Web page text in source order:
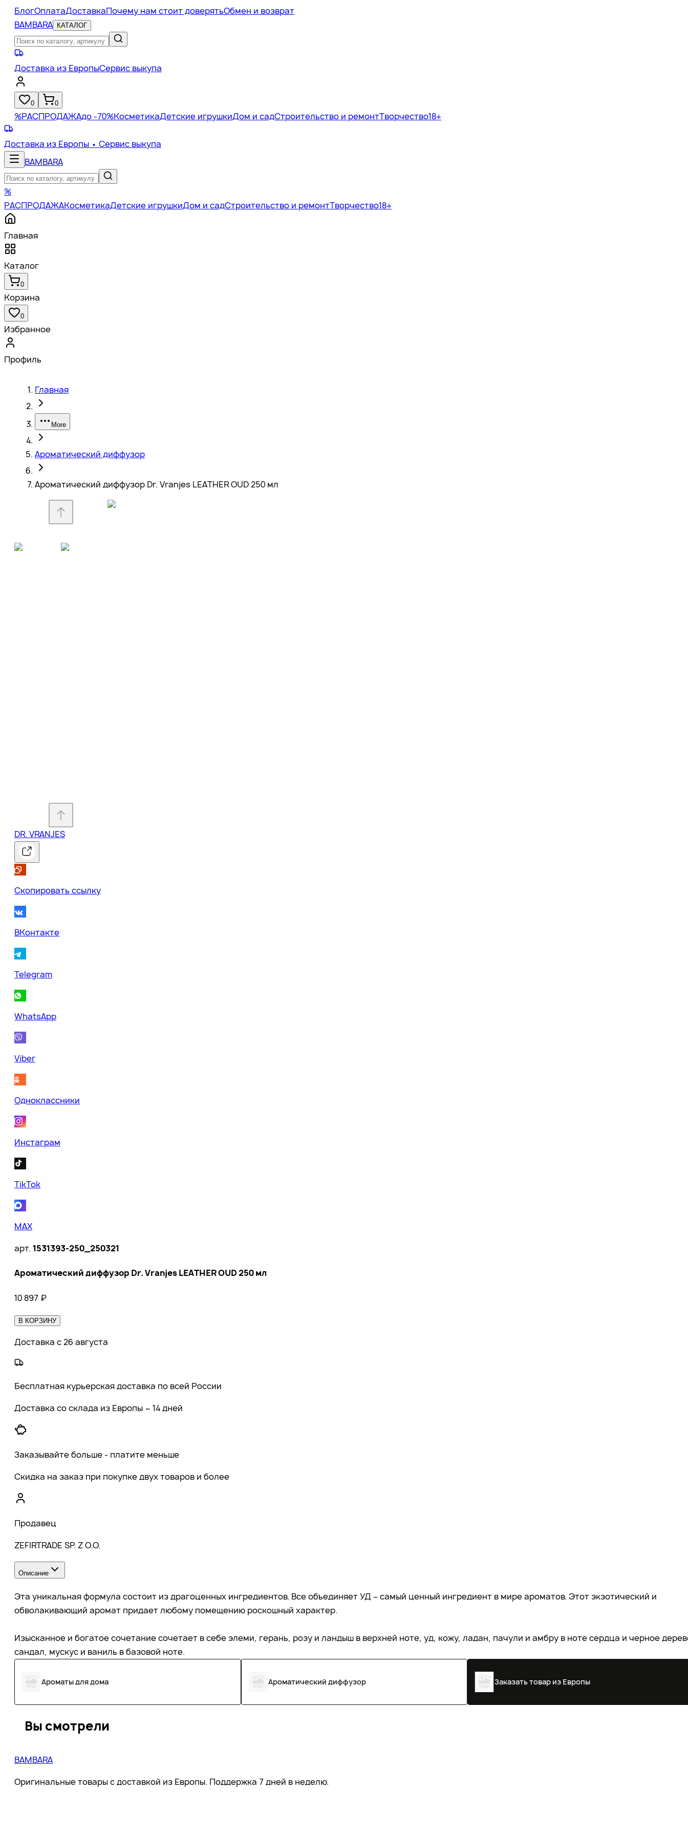
БлогОплатаДоставкаПочему нам стоит доверятьОбмен и возврат
BAMBARA
КАТАЛОГ
Доставка из ЕвропыСервис выкупа
0 0
%РАСПРОДАЖАдо -70%КосметикаДетские игрушкиДом и садСтроительство и ремонтТворчество18+
Доставка из Европы • Сервис выкупа
BAMBARA
%
РАСПРОДАЖАКосметикаДетские игрушкиДом и садСтроительство и ремонтТворчество18+
Главная
Каталог
0
Корзина
0
Избранное
Профиль
Главная
More
Ароматический диффузор
Ароматический диффузор Dr. Vranjes LEATHER OUD 250 мл
DR. VRANJES
Скопировать ссылку
ВКонтакте
Telegram
WhatsApp
Viber
Одноклассники
Инстаграм
TikTok
MAX
арт. 1531393-250_250321
Ароматический диффузор Dr. Vranjes LEATHER OUD 250 мл
10 897 ₽
В КОРЗИНУ
Доставка с 26 августа
Бесплатная курьерская доставка по всей России
Доставка со склада из Европы ~ 14 дней
Заказывайте больше - платите меньше
Скидка на заказ при покупке двух товаров и более
Продавец
ZEFIRTRADE SP. Z O.O.
Описание
Эта уникальная формула состоит из драгоценных ингредиентов. Все объединяет УД – самый ценный ингредиент в мире ароматов. Этот экзотический и
обволакивающий аромат придает любому помещению роскошный характер.
Изысканное и богатое сочетание сочетает в себе элеми, герань, розу и ландыш в верхней ноте, уд, кожу, ладан, пачули и амбру в ноте сердца и черное
сандал, мускус и ваниль в базовой ноте.
Ароматы для дома Ароматический диффузор Заказать товар из Европы
Вы смотрели
BAMBARA
Оригинальные товары с доставкой из Европы. Поддержка 7 дней в неделю.